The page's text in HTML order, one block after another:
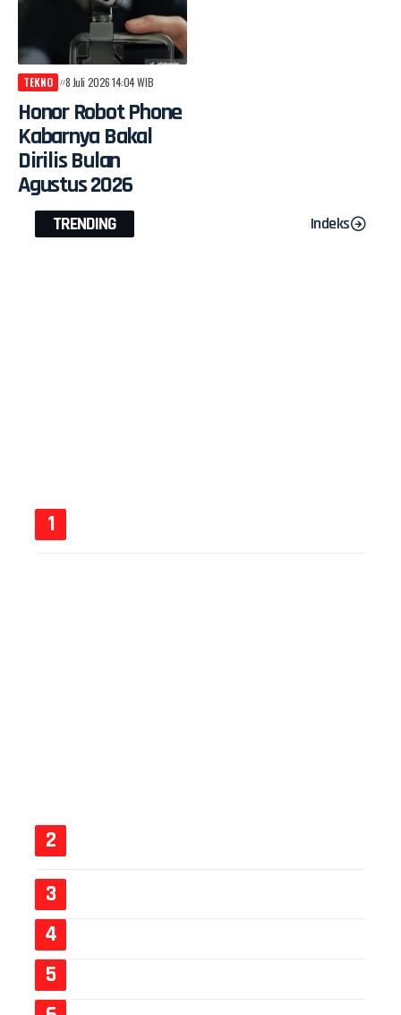
TEKNO 8 Juli 2026 14:04 WIB
Honor Robot Phone
Kabarnya Bakal
Dirilis Bulan
Agustus 2026
TRENDING Indeks